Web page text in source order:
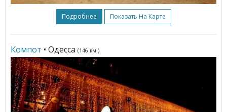
Подробнее Показать На Карте
Компот • Одесса (146 км.)